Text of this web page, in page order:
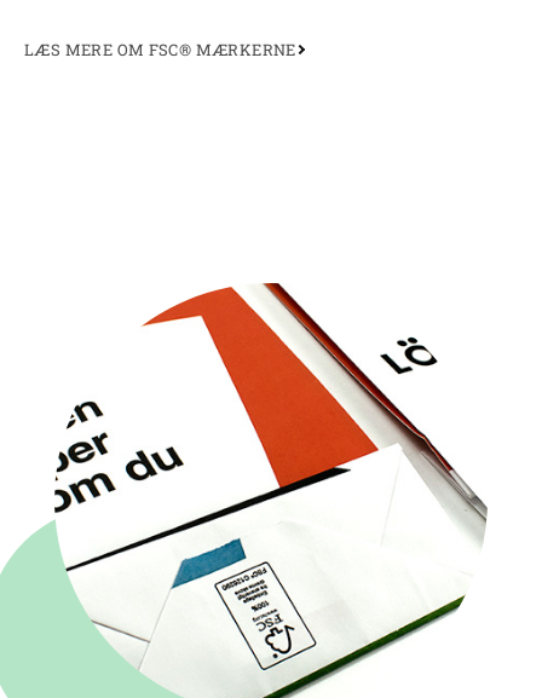
LÆS MERE OM FSC® MÆRKERNE